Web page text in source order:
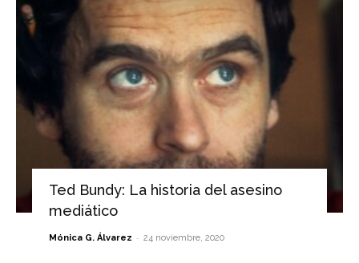
Ted Bundy: La historia del asesino
mediático
Mónica G. Álvarez - 24 noviembre, 2020